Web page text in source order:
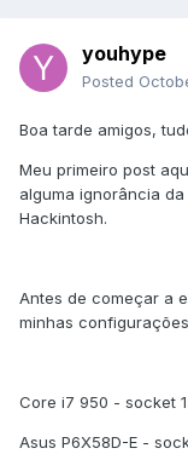
youhype
Posted
Boa tarde amigos,
Meu primeiro post
alguma ignorância
Hackintosh.
Antes de começar a
minhas
Core i7 950 - socket
Asus P6X58D-E -